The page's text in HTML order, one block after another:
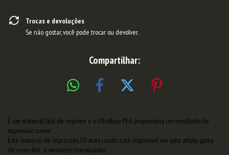
Trocas e devoluções
Se não gostar, você pode trocar ou devolver.
Compartilhar:
É um material fácil de imprimir e o Ultrafuse PLA proporciona um resultado de
impressão suave.
Este material de impressão 3D mais usado está disponível em uma ampla gama
de cores RAL e variantes translúcidas.